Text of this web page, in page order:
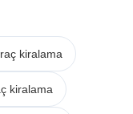
kiralama
kiralama